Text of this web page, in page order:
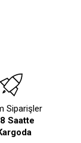
Siparişler
Saatte